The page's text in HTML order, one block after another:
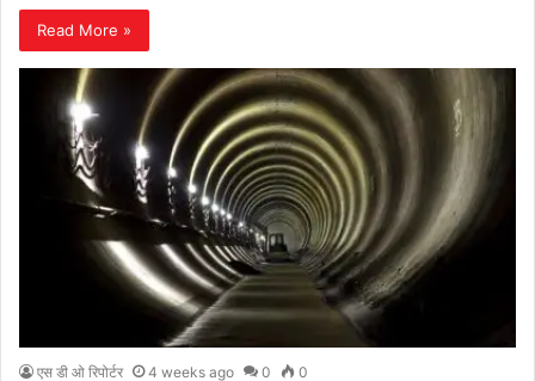
Read More »
एस डी ओ रिपोर्टर 4 weeks ago 0 0